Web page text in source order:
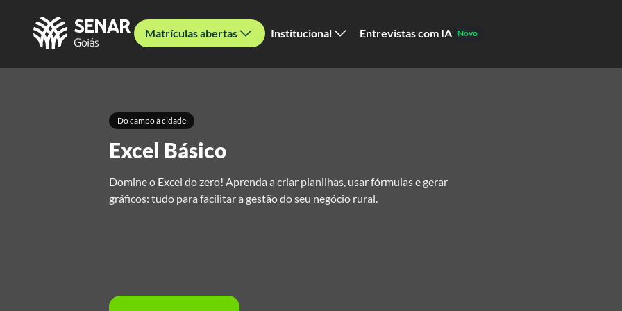
Matrículas abertas Institucional Entrevistas com IA Novo
Do campo à cidade
Excel Básico
Domine o Excel do zero! Aprenda a criar planilhas, usar fórmulas e gerar
gráficos: tudo para facilitar a gestão do seu negócio rural.